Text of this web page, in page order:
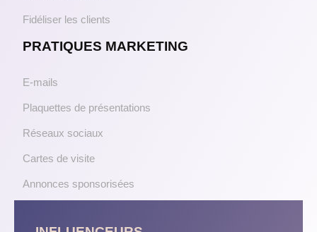
Fidéliser les clients
PRATIQUES MARKETING
E-mails
Plaquettes de présentations
Réseaux sociaux
Cartes de visite
Annonces sponsorisées